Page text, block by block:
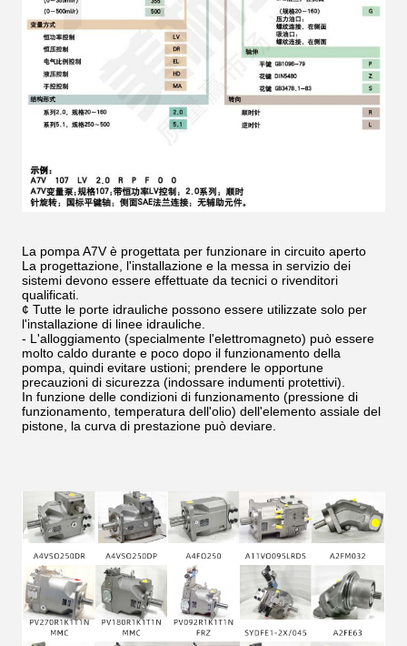
La pompa A7V è progettata per funzionare in circuito aperto
La progettazione, l'installazione e la messa in servizio dei
sistemi devono essere effettuate da tecnici o rivenditori
qualificati.
¢ Tutte le porte idrauliche possono essere utilizzate solo per
l'installazione di linee idrauliche.
- L'alloggiamento (specialmente l'elettromagneto) può essere
molto caldo durante e poco dopo il funzionamento della
pompa, quindi evitare ustioni; prendere le opportune
precauzioni di sicurezza (indossare indumenti protettivi).
In funzione delle condizioni di funzionamento (pressione di
funzionamento, temperatura dell'olio) dell'elemento assiale del
pistone, la curva di prestazione può deviare.